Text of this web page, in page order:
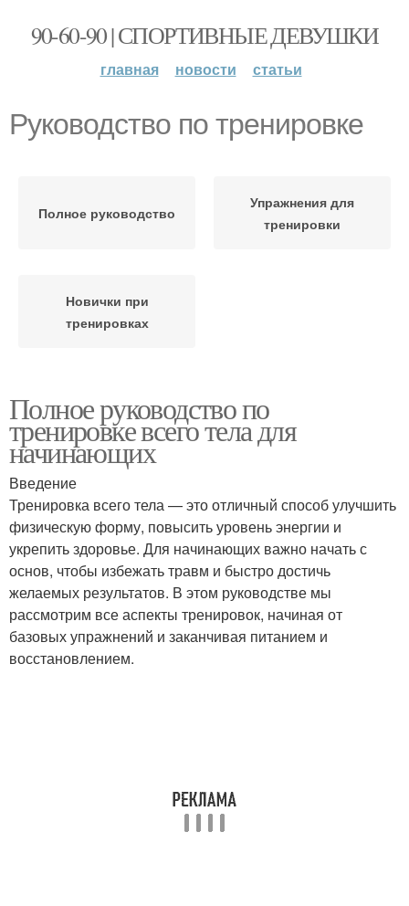
90-60-90 | СПОРТИВНЫЕ ДЕВУШКИ
главная новости статьи
Руководство по тренировке
Полное руководство
Упражнения для
тренировки
Новички при
тренировках
Полное руководство по
тренировке всего тела для
начинающих
Введение
Тренировка всего тела — это отличный способ улучшить
физическую форму, повысить уровень энергии и
укрепить здоровье. Для начинающих важно начать с
основ, чтобы избежать травм и быстро достичь
желаемых результатов. В этом руководстве мы
рассмотрим все аспекты тренировок, начиная от
базовых упражнений и заканчивая питанием и
восстановлением.